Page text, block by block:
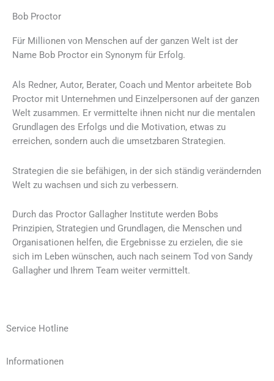
Bob Proctor
Für Millionen von Menschen auf der ganzen Welt ist der
Name Bob Proctor ein Synonym für Erfolg.
Als Redner, Autor, Berater, Coach und Mentor arbeitete Bob
Proctor mit Unternehmen und Einzelpersonen auf der ganzen
Welt zusammen. Er vermittelte ihnen nicht nur die mentalen
Grundlagen des Erfolgs und die Motivation, etwas zu
erreichen, sondern auch die umsetzbaren Strategien.
Strategien die sie befähigen, in der sich ständig verändernden
Welt zu wachsen und sich zu verbessern.
Durch das Proctor Gallagher Institute werden Bobs
Prinzipien, Strategien und Grundlagen, die Menschen und
Organisationen helfen, die Ergebnisse zu erzielen, die sie
sich im Leben wünschen, auch nach seinem Tod von Sandy
Gallagher und Ihrem Team weiter vermittelt.
Service Hotline
Informationen